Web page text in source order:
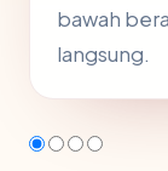
bawah
langsung.